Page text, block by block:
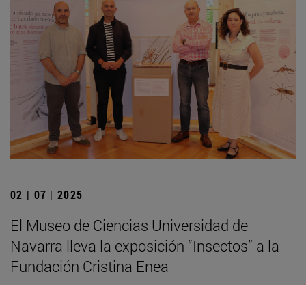
02 | 07 | 2025
El Museo de Ciencias Universidad de
Navarra lleva la exposición “Insectos” a la
Fundación Cristina Enea